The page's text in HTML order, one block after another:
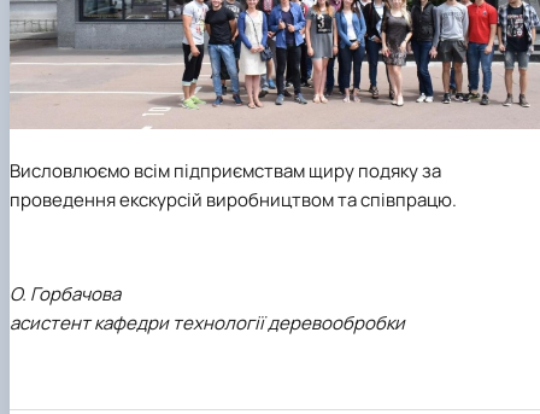
Висловлюємо всім підприємствам щиру подяку за
проведення екскурсій виробництвом та співпрацю.
О. Горбачова
асистент кафедри технології деревообробки